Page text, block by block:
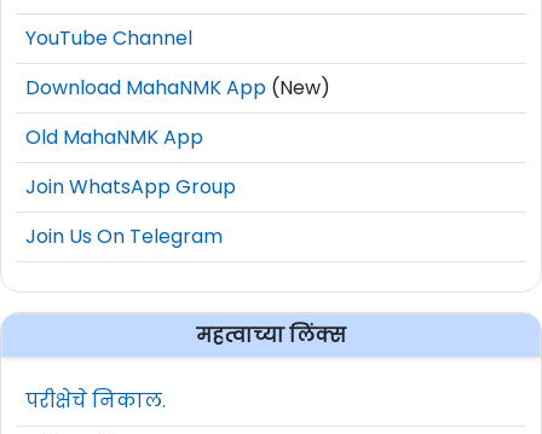
YouTube Channel
Download MahaNMK App (New)
Old MahaNMK App
Join WhatsApp Group
Join Us On Telegram
महत्वाच्या लिंक्स
परीक्षेचे निकाल.